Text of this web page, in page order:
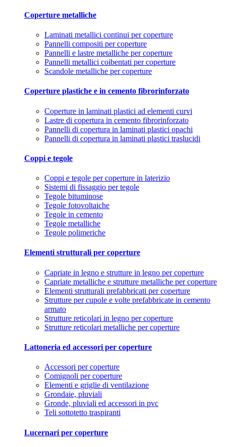
Coperture metalliche
Laminati metallici continui per coperture
Pannelli compositi per coperture
Pannelli e lastre metalliche per coperture
Pannelli metallici coibentati per coperture
Scandole metalliche per coperture
Coperture plastiche e in cemento fibrorinforzato
Coperture in laminati plastici ad elementi curvi
Lastre di copertura in cemento fibrorinforzato
Pannelli di copertura in laminati plastici opachi
Pannelli di copertura in laminati plastici traslucidi
Coppi e tegole
Coppi e tegole per coperture in laterizio
Sistemi di fissaggio per tegole
Tegole bituminose
Tegole fotovoltaiche
Tegole in cemento
Tegole metalliche
Tegole polimeriche
Elementi strutturali per coperture
Capriate in legno e strutture in legno per coperture
Capriate metalliche e strutture metalliche per coperture
Elementi strutturali prefabbricati per coperture
Strutture per cupole e volte prefabbricate in cemento
armato
Strutture reticolari in legno per coperture
Strutture reticolari metalliche per coperture
Lattoneria ed accessori per coperture
Accessori per coperture
Comignoli per coperture
Elementi e griglie di ventilazione
Grondaie, pluviali
Gronde, pluviali ed accessori in pvc
Teli sottotetto traspiranti
Lucernari per coperture